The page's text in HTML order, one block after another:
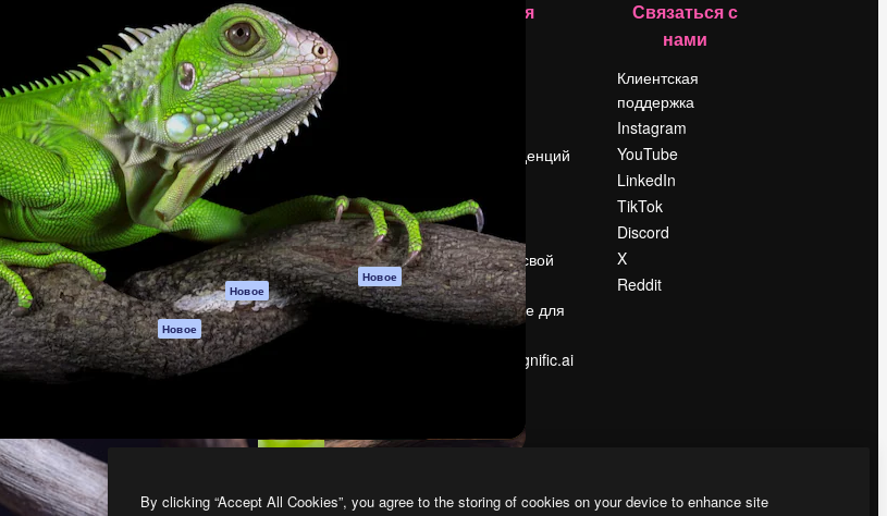
1 миллиона
Spaces
ИИ-помощник
Генератор
изображений ИИ
Генератор видео
ИИ
Генератор голоса
на основе ИИ
Стоковый контент
MCP для
Claude/ChatGPT
Новое
Агенты Новое
API
Мобильное
Начать
Academy
Документация по
Пакету ИИ
Служба
поддержки
положения
Политика
конфиденциальности
Оригиналы Новое
Политика файлов
cookie
Компания
Поиск тенденций
События
Slidesgo
Продайте свой
контент
Помещение для
Ищете magnific.ai
Связаться с
нами
Клиентская
поддержка
Instagram
YouTube
LinkedIn
TikTok
Discord
X
Reddit
By clicking “Accept All Cookies”, you agree to the storing of cookies on your device to enhance site